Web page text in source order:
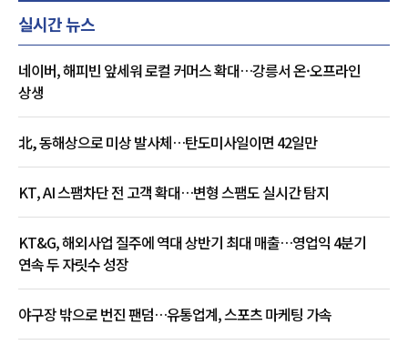
실시간 뉴스
네이버, 해피빈 앞세워 로컬 커머스 확대…강릉서 온·오프라인
상생
北, 동해상으로 미상 발사체…탄도미사일이면 42일만
KT, AI 스팸차단 전 고객 확대…변형 스팸도 실시간 탐지
KT&G, 해외사업 질주에 역대 상반기 최대 매출…영업익 4분기
연속 두 자릿수 성장
야구장 밖으로 번진 팬덤…유통업계, 스포츠 마케팅 가속